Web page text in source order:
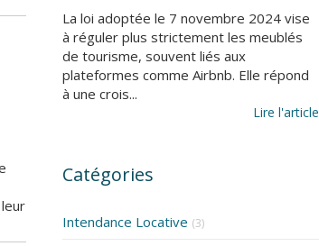
La loi adoptée le 7 novembre 2024 vise
à réguler plus strictement les meublés
de tourisme, souvent liés aux
plateformes comme Airbnb. Elle répond
à une crois...
Lire l'article
Catégories
Intendance Locative (3)